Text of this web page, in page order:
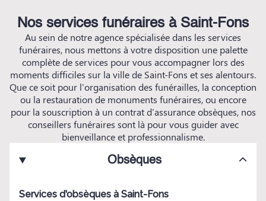
Nos services funéraires à Saint-Fons
Au sein de notre agence spécialisée dans les services
funéraires, nous mettons à votre disposition une palette
complète de services pour vous accompagner lors des
moments difficiles sur la ville de Saint-Fons et ses alentours.
Que ce soit pour l'organisation des funérailles, la conception
ou la restauration de monuments funéraires, ou encore
pour la souscription à un contrat d'assurance obsèques, nos
conseillers funéraires sont là pour vous guider avec
bienveillance et professionnalisme.
Obsèques
Services d'obsèques à Saint-Fons